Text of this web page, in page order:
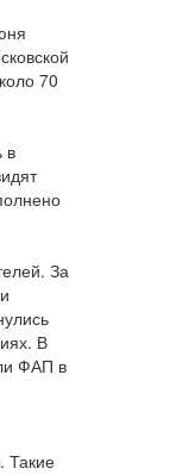
70
в
За
В
ФАП в
Такие